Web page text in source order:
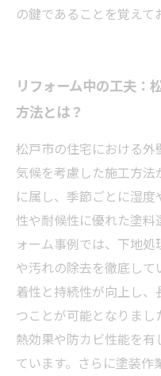
の鍵であることを覚えて
リフォーム中の工夫：
方法とは？
松戸市の住宅における
気候を考慮した施工方
に属し、季節ごとに湿
性や耐候性に優れた塗料
ォーム事例では、下地
や汚れの除去を徹底して
着性と持続性が向上し
つことが可能となりま
熱効果や防カビ性能を
ています。さらに塗装作